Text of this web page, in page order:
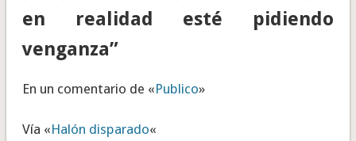
en realidad esté pidiendo
venganza”
En un comentario de «Publico»
Vía «Halón disparado«